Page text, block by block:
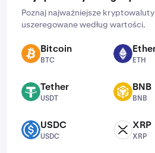
Poznaj najważniejsze kryptowaluty
uszeregowane według wartości.
BTC Bitcoin
BTC
ETH
ETH
USDT Tether
USDT
BNB BNB
BNB
USDC USDC
USDC
XRP XRP
XRP